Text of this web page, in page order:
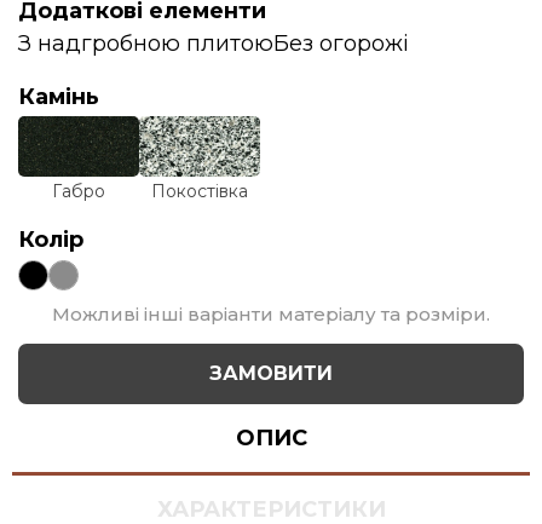
Додаткові елементи
З надгробною плитоюБез огорожі
Камінь
Габро Покостівка
Колір
Можливі інші варіанти матеріалу та розміри.
ЗАМОВИТИ
ОПИС
ХАРАКТЕРИСТИКИ